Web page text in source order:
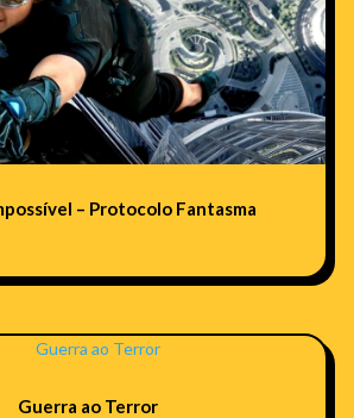
– Protocolo Fantasma
Guerra ao Terror